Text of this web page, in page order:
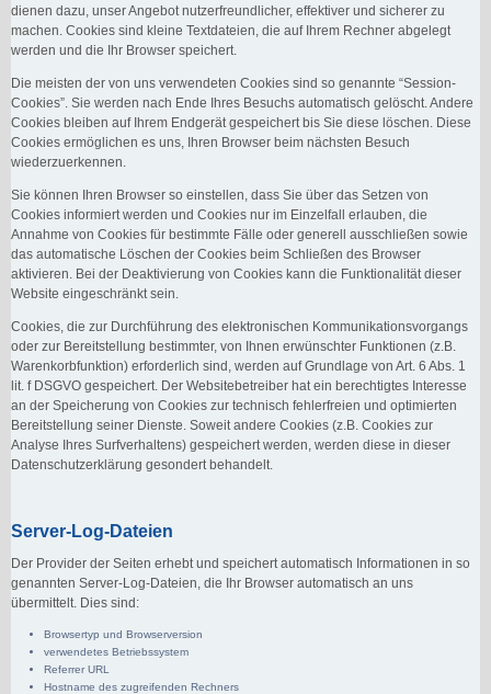
dienen dazu, unser Angebot nutzerfreundlicher, effektiver und sicherer zu
machen. Cookies sind kleine Textdateien, die auf Ihrem Rechner abgelegt
werden und die Ihr Browser speichert.
Die meisten der von uns verwendeten Cookies sind so genannte “Session-
Cookies”. Sie werden nach Ende Ihres Besuchs automatisch gelöscht. Andere
Cookies bleiben auf Ihrem Endgerät gespeichert bis Sie diese löschen. Diese
Cookies ermöglichen es uns, Ihren Browser beim nächsten Besuch
wiederzuerkennen.
Sie können Ihren Browser so einstellen, dass Sie über das Setzen von
Cookies informiert werden und Cookies nur im Einzelfall erlauben, die
Annahme von Cookies für bestimmte Fälle oder generell ausschließen sowie
das automatische Löschen der Cookies beim Schließen des Browser
aktivieren. Bei der Deaktivierung von Cookies kann die Funktionalität dieser
Website eingeschränkt sein.
Cookies, die zur Durchführung des elektronischen Kommunikationsvorgangs
oder zur Bereitstellung bestimmter, von Ihnen erwünschter Funktionen (z.B.
Warenkorbfunktion) erforderlich sind, werden auf Grundlage von Art. 6 Abs. 1
lit. f DSGVO gespeichert. Der Websitebetreiber hat ein berechtigtes Interesse
an der Speicherung von Cookies zur technisch fehlerfreien und optimierten
Bereitstellung seiner Dienste. Soweit andere Cookies (z.B. Cookies zur
Analyse Ihres Surfverhaltens) gespeichert werden, werden diese in dieser
Datenschutzerklärung gesondert behandelt.
Server-Log-Dateien
Der Provider der Seiten erhebt und speichert automatisch Informationen in so
genannten Server-Log-Dateien, die Ihr Browser automatisch an uns
übermittelt. Dies sind:
Browsertyp und Browserversion
verwendetes Betriebssystem
Referrer URL
Hostname des zugreifenden Rechners